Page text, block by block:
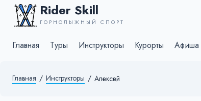
Rider Skill
ГОРНОЛЫЖНЫЙ СПОРТ
Главная Туры Инструкторы Курорты Афиша
Главная / Инструкторы / Алексей